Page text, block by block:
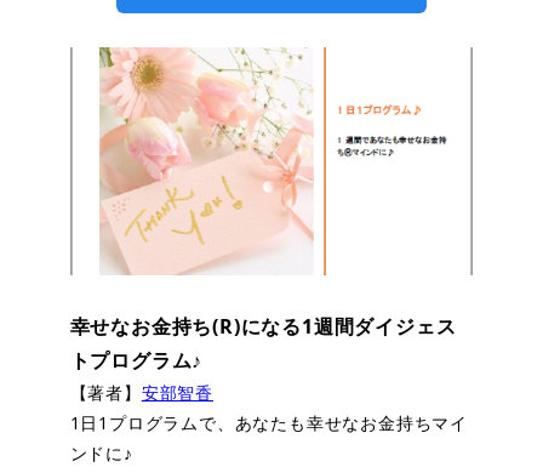
幸せなお金持ち(R)になる1週間ダイジェス
トプログラム♪
【著者】 安部智香
1日1プログラムで、あなたも幸せなお金持ちマイ
ンドに♪